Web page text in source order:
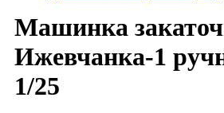
Машинка
Ижевчанка-1
1/25